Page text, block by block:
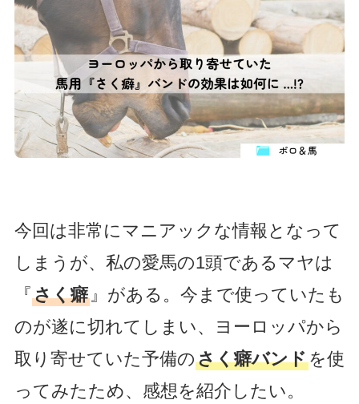
今回は非常にマニアックな情報となって
しまうが、私の愛馬の1頭であるマヤは
『さく癖』がある。今まで使っていたも
のが遂に切れてしまい、ヨーロッパから
取り寄せていた予備のさく癖バンドを使
ってみたため、感想を紹介したい。